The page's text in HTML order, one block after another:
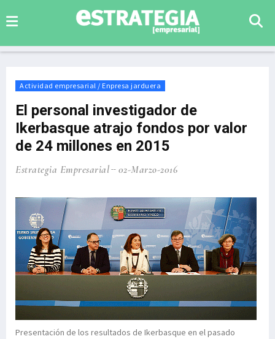
Actividad empresarial / Enpresa jarduera
El personal investigador de
Ikerbasque atrajo fondos por valor
de 24 millones en 2015
Estrategia Empresarial 02-Marzo-2016
Presentación de los resultados de Ikerbasque en el pasado